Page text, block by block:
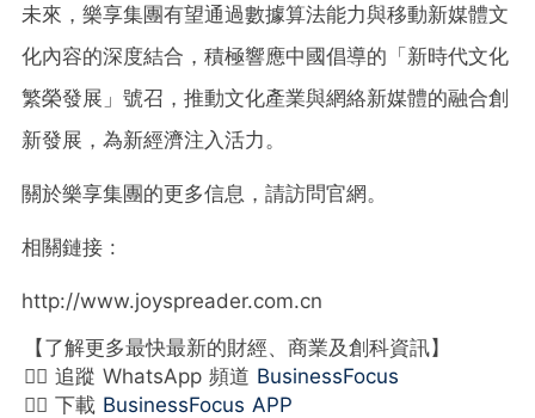
未來，樂享集團有望通過數據算法能力與移動新媒體文
化內容的深度結合，積極響應中國倡導的「新時代文化
繁榮發展」號召，推動文化產業與網絡新媒體的融合創
新發展，為新經濟注入活力。
關於樂享集團的更多信息，請訪問官網。
相關鏈接 :
http://www.joyspreader.com.cn
【了解更多最快最新的財經、商業及創科資訊】
👉🏻 追蹤 WhatsApp 頻道 BusinessFocus
👉🏻 下載 BusinessFocus APP